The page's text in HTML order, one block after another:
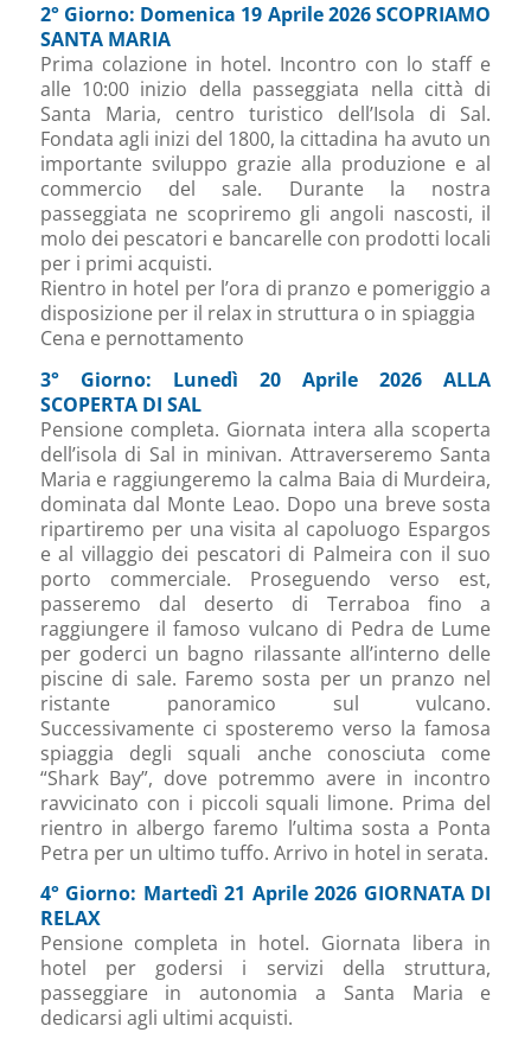
2° Giorno: Domenica 19 Aprile 2026 SCOPRIAMO
SANTA MARIA
Prima colazione in hotel. Incontro con lo staff e
alle 10:00 inizio della passeggiata nella città di
Santa Maria, centro turistico dell’Isola di Sal.
Fondata agli inizi del 1800, la cittadina ha avuto un
importante sviluppo grazie alla produzione e al
commercio del sale. Durante la nostra
passeggiata ne scopriremo gli angoli nascosti, il
molo dei pescatori e bancarelle con prodotti locali
per i primi acquisti.
Rientro in hotel per l’ora di pranzo e pomeriggio a
disposizione per il relax in struttura o in spiaggia
Cena e pernottamento
3° Giorno: Lunedì 20 Aprile 2026 ALLA
SCOPERTA DI SAL
Pensione completa. Giornata intera alla scoperta
dell’isola di Sal in minivan. Attraverseremo Santa
Maria e raggiungeremo la calma Baia di Murdeira,
dominata dal Monte Leao. Dopo una breve sosta
ripartiremo per una visita al capoluogo Espargos
e al villaggio dei pescatori di Palmeira con il suo
porto commerciale. Proseguendo verso est,
passeremo dal deserto di Terraboa fino a
raggiungere il famoso vulcano di Pedra de Lume
per goderci un bagno rilassante all’interno delle
piscine di sale. Faremo sosta per un pranzo nel
ristante panoramico sul vulcano.
Successivamente ci sposteremo verso la famosa
spiaggia degli squali anche conosciuta come
“Shark Bay”, dove potremmo avere in incontro
ravvicinato con i piccoli squali limone. Prima del
rientro in albergo faremo l’ultima sosta a Ponta
Petra per un ultimo tuffo. Arrivo in hotel in serata.
4° Giorno: Martedì 21 Aprile 2026 GIORNATA DI
RELAX
Pensione completa in hotel. Giornata libera in
hotel per godersi i servizi della struttura,
passeggiare in autonomia a Santa Maria e
dedicarsi agli ultimi acquisti.